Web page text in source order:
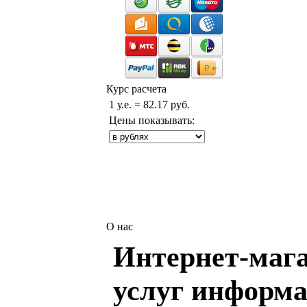
Курс расчета
1 у.е. = 82.17 руб.
Цены показывать:
О нас
Интернет-
услуг